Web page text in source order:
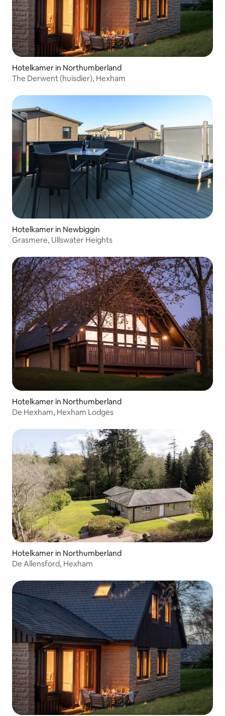
Hotelkamer in Northumberland
The Derwent (huisdier), Hexham
Hotelkamer in Newbiggin
Grasmere, Ullswater Heights
Hotelkamer in Northumberland
De Hexham, Hexham Lodges
Hotelkamer in Northumberland
De Allensford, Hexham